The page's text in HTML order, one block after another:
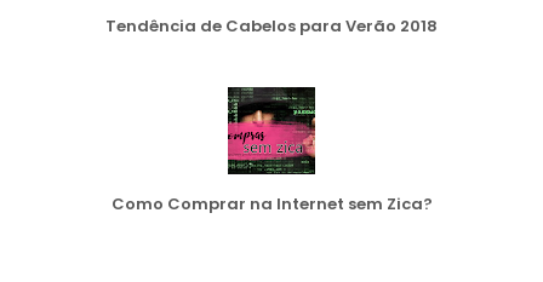
Tendência de Cabelos para Verão 2018
Como Comprar na Internet sem Zica?